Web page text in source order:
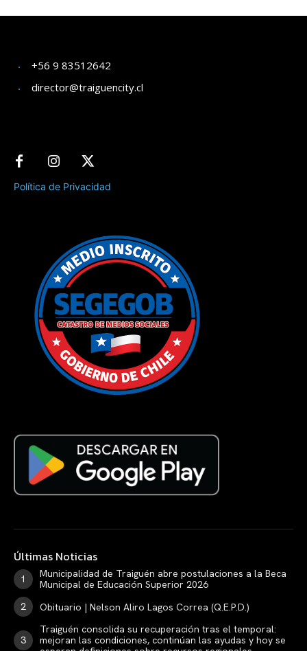
+56 9 83512642
director@traiguencity.cl
Política de Privacidad
Últimas Noticias
Municipalidad de Traiguén abre postulaciones a la Beca
Municipal de Educación Superior 2026
Obituario | Nelson Aliro Lagos Correa (Q.E.P.D.)
Traiguén consolida su recuperación tras el temporal:
mejoran las condiciones, continúan las ayudas y hoy se